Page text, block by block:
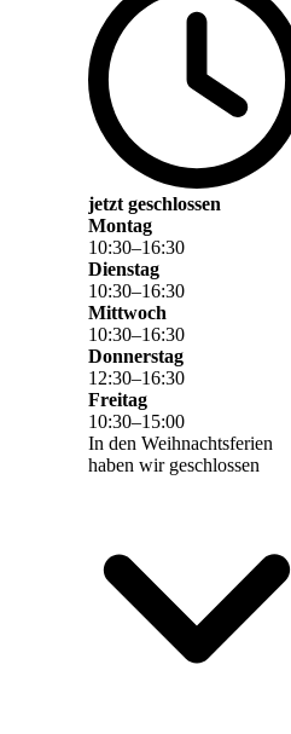
jetzt geschlossen
Montag
10:30–16:30
Dienstag
10:30–16:30
Mittwoch
10:30–16:30
Donnerstag
12:30–16:30
Freitag
10:30–15:00
In den Weihnachtsferien
haben wir geschlossen